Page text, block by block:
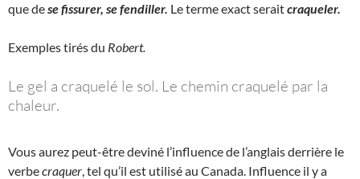
que dese fissurer, se fendiller. Le terme exact seraitcraqueler.
Exemples tirés du Robert.
Le gel a craquelé le sol. Le chemin craquelé par la
chaleur.
Vous aurez peut-être deviné l’influence de l’anglais derrière le
verbecraquer , tel qu’il est utilisé au Canada. Influence il y a